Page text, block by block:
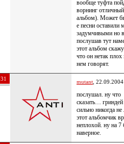
вообще туфта
ворнинг отличный
альбом). Может
е песни оставили
задумчивыми но
послушав тут
этот альбом
что он нетак плох
нем говорят.
31 mutant ,
послушал. ну что
сказать…
сильно никогда
этот альбомчик
неплохой. ну на 7
наверное.